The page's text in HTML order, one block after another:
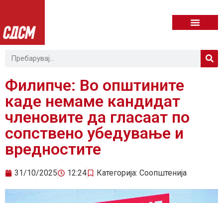
Филипче: Во општините
каде немаме кандидат
членовите да гласаат по
сопствено убедување и
вредностите
31/10/2025 12:24 Категорија: Соопштенија